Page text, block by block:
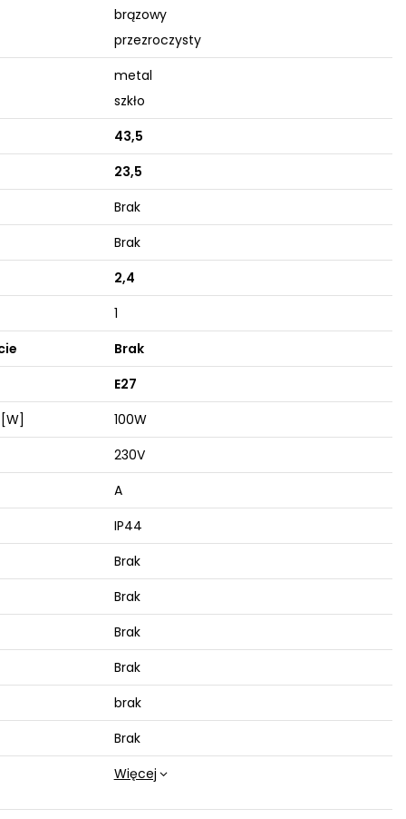
brązowy
przezroczysty
metal
szkło
43,5
23,5
Brak
Brak
2,4
1
Brak
E27
100W
230V
A
IP44
Brak
Brak
Brak
Brak
brak
Brak
Więcej